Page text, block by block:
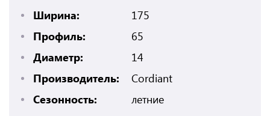
Ширина:
175
Профиль:
65
Диаметр:
14
Производитель:
Cordiant
Сезонность:
летние